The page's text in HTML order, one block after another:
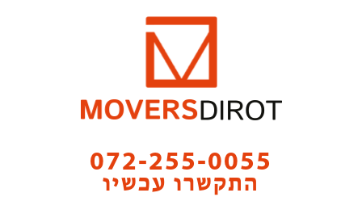
072-255-0055
התקשרו עכשיו